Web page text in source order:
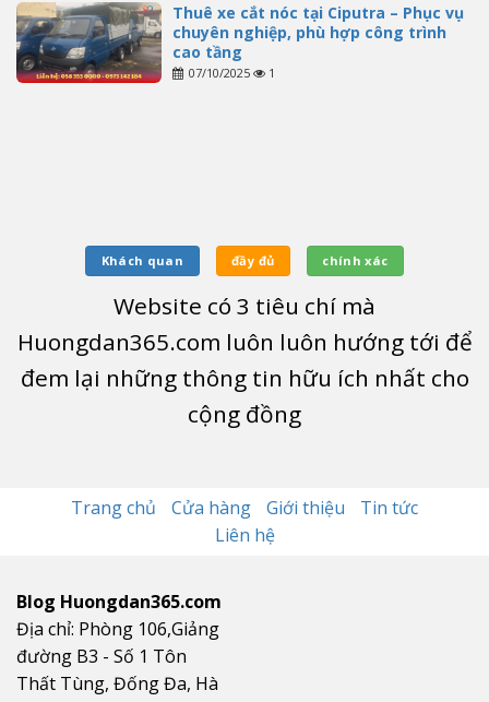
Thuê xe cắt nóc tại Ciputra – Phục vụ
chuyên nghiệp, phù hợp công trình
cao tầng
07/10/2025 1
Khách quan đầy đủ chính xác
Website có 3 tiêu chí mà
Huongdan365.com luôn luôn hướng tới để
đem lại những thông tin hữu ích nhất cho
cộng đồng
Trang chủ Cửa hàng Giới thiệu
Tin tức
Liên hệ
Blog Huongdan365.com
Địa chỉ: Phòng 106,Giảng
đường B3 - Số 1 Tôn
Thất Tùng, Đống Đa, Hà